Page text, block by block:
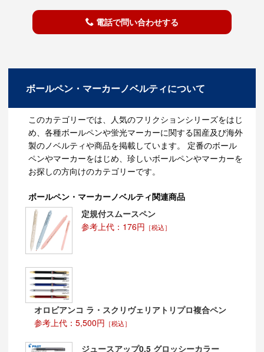
電話で問い合わせする
ボールペン・マーカーノベルティについて
このカテゴリーでは、人気のフリクションシリーズをはじ
め、各種ボールペンや蛍光マーカーに関する国産及び海外
製のノベルティや商品を掲載しています。 定番のボール
ペンやマーカーをはじめ、珍しいボールペンやマーカーを
お探しの方向けのカテゴリーです。
ボールペン・マーカーノベルティ関連商品
定規付スムースペン
参考上代：176円 ［税込］
オロビアンコ ラ・スクリヴェリアトリプロ複合ペン
参考上代：5,500円 ［税込］
ジュースアップ0.5 グロッシーカラー